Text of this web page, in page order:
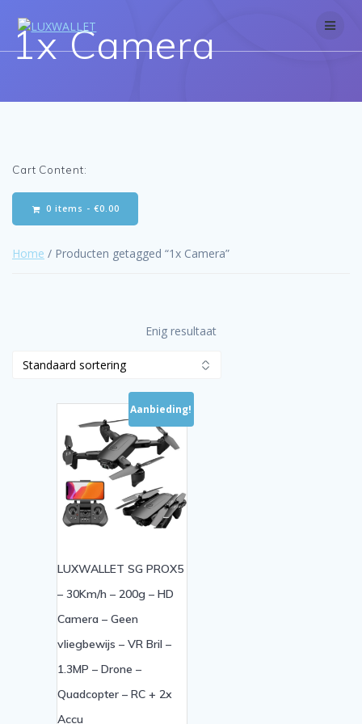
content
1x Camera
Cart Content:
0 items - €0.00
Home / Producten getagged “1x Camera”
Enig resultaat
Aanbieding!
LUXWALLET SG PROX5
– 30Km/h – 200g – HD
Camera – Geen
vliegbewijs – VR Bril –
1.3MP – Drone –
Quadcopter – RC + 2x
Accu